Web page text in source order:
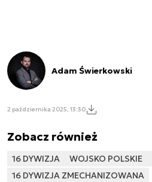
Adam Świerkowski
2 października 2025, 13:30
Zobacz również
16 DYWIZJA WOJSKO POLSKIE
16 DYWIZJA ZMECHANIZOWANA